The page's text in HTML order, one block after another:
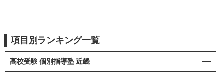
項目別ランキング一覧
高校受験 個別指導塾 近畿